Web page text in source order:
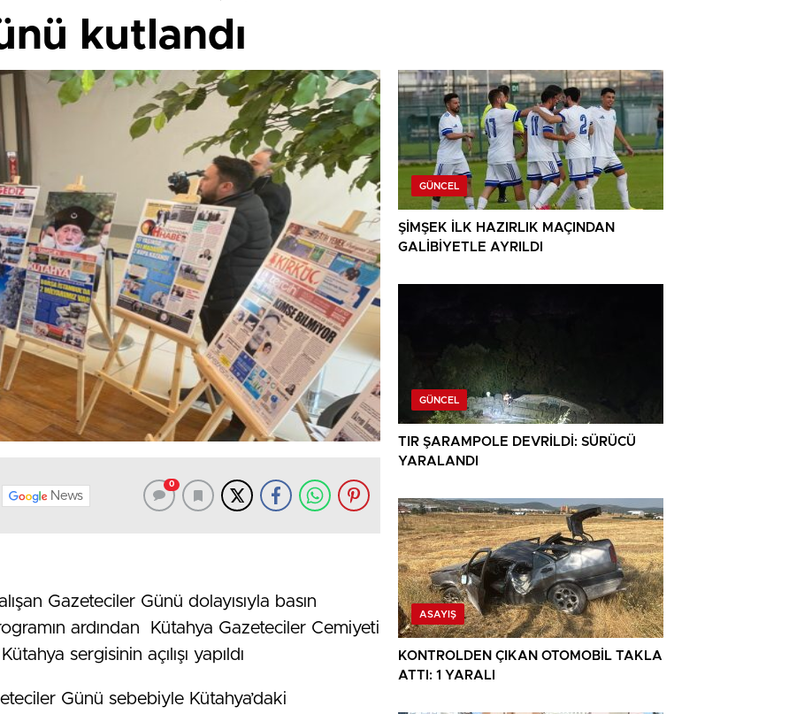
kutlandı
News
0
Gazeteciler Günü dolayısıyla basın
ardından Kütahya Gazeteciler Cemiyeti
sergisinin açılışı yapıldı
Günü sebebiyle Kütahya’daki
GÜNCEL
ŞİMŞEK İLK HAZIRLIK MAÇINDAN
GALİBİYETLE AYRILDI
GÜNCEL
TIR ŞARAMPOLE DEVRİLDİ: SÜRÜCÜ
YARALANDI
ASAYIŞ
KONTROLDEN ÇIKAN OTOMOBİL TAKLA
ATTI: 1 YARALI